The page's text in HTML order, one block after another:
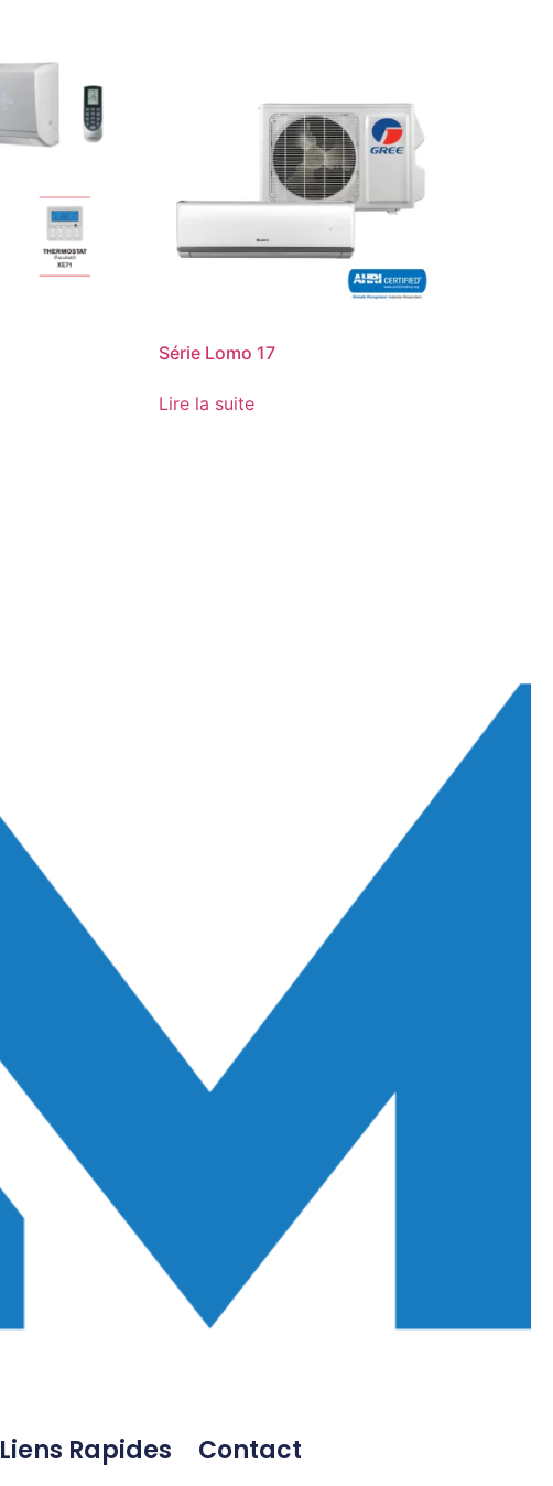
Série Lomo 17
Lire la suite
Liens Rapides Contact